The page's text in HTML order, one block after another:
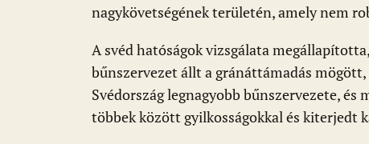
nagykövetségének területén, amely nem
A svéd hatóságok vizsgálata
bűnszervezet állt a gránáttámadás
Svédország legnagyobb bűnszervezete, és
többek között gyilkosságokkal és kiterjedt